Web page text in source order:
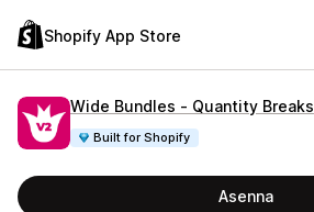
Shopify App Store
Wide Bundles ‑ Quantity Breaks
Built for Shopify
Asenna